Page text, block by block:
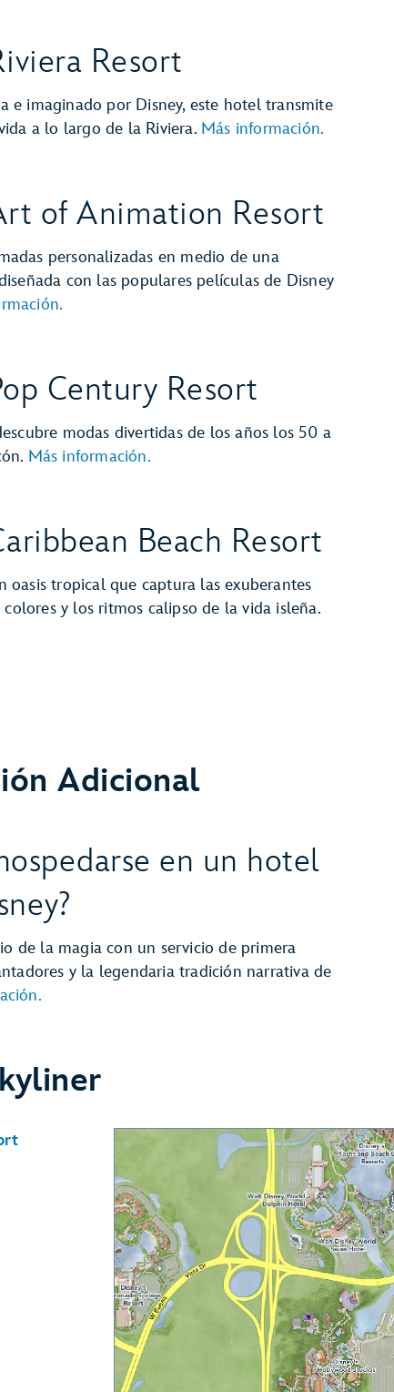
Resort
e imaginado por Disney, este hotel transmite
a lo largo de la Riviera. Más información.
of Animation Resort
personalizadas en medio de una
con las populares películas de Disney
Century Resort
modas divertidas de los años los 50 a
Más información.
Beach Resort
oasis tropical que captura las exuberantes
colores y los ritmos calipso de la vida isleña.
Adicional
en un hotel
de la magia con un servicio de primera
y la legendaria tradición narrativa de